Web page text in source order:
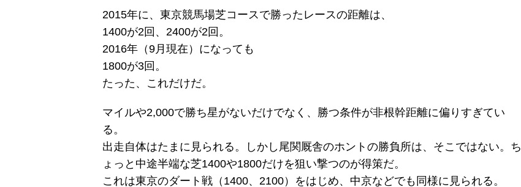
2015年に、東京競馬場芝コースで勝ったレースの距離は、
1400が2回、2400が2回。
2016年（9月現在）になっても
1800が3回。
たった、これだけだ。
マイルや2,000で勝ち星がないだけでなく、勝つ条件が非根幹距離に偏りすぎてい
る。
出走自体はたまに見られる。しかし尾関厩舎のホントの勝負所は、そこではない。ち
ょっと中途半端な芝1400や1800だけを狙い撃つのが得策だ。
これは東京のダート戦（1400、2100）をはじめ、中京などでも同様に見られる。